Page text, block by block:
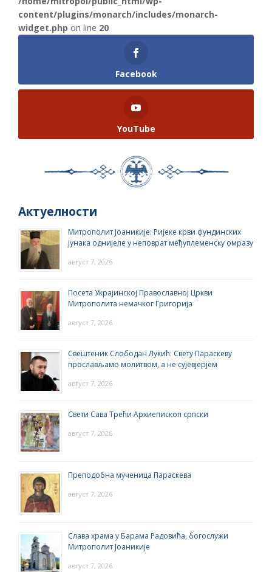
content/plugins/monarch/includes/monarch-
widget.php on line 20
Facebook
YouTube
Актуелности
Митрополит Јоаникије: Ријеке крви фундинских
јунака однијеле у неповрат међуплеменску омразу
август 7, 2026
Посета Украјинској Православној Цркви
Митрополита немачког Григорија
август 7, 2026
Свештеник Слободан Лукић: Свету Параскеву
прослављамо молитвом, а не сујевјерјем
август 7, 2026
Свети Сава Трећи Архиепископ српски
август 7, 2026
Преподобна мученица Параскева
август 7, 2026
Слава храма у Барама Радовића, богослужи
Митрополит Јоаникије
август 7, 2026